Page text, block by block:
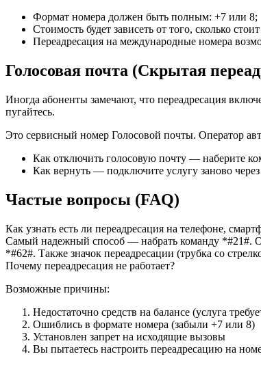
Формат номера должен быть полным: +7 или 8;
Стоимость будет зависеть от того, сколько
Переадресация на международные номера
Голосовая почта (Скрытая
Иногда абоненты замечают, что переадресация
пугайтесь.
Это сервисный номер Голосовой почты. Оператор
Как отключить голосовую почту — наберите
Как вернуть — подключите услугу заново
Частые вопросы (FAQ)
Как узнать есть ли переадресация на телефоне,
Самый надежный способ — набрать команду *#21#.
*#62#. Также значок переадресации (трубка со
Почему переадресация не работает?
Возможные причины:
Недостаточно средств на балансе (услуга
Ошиблись в формате номера (забыли +7 или 8)
Установлен запрет на исходящие вызовы
Вы пытаетесь настроить переадресацию на